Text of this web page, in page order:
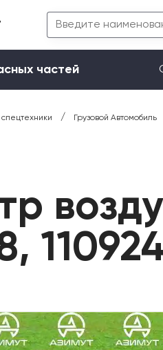
частей
/ Грузовой Автомобиль